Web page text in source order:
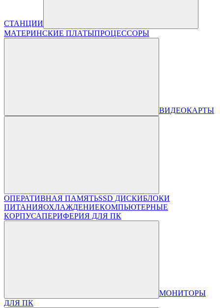
СТАНЦИИ
МАТЕРИНСКИЕ ПЛАТЫПРОЦЕССОРЫ
ВИДЕОКАРТЫ
ОПЕРАТИВНАЯ ПАМЯТЬSSD ДИСКИБЛОКИ
ПИТАНИЯОХЛАЖДЕНИЕКОМПЬЮТЕРНЫЕ
КОРПУСАПЕРИФЕРИЯ ДЛЯ ПК
МОНИТОРЫ
ДЛЯ ПК